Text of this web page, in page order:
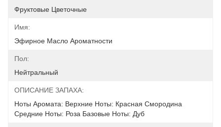
Фруктовые Цветочные
Имя:
Эфирное Масло Ароматности
Пол:
Нейтральный
ОПИСАНИЕ ЗАПАХА:
Ноты Аромата: Верхние Ноты: Красная Смородина
Средние Ноты: Роза Базовые Ноты: Дуб